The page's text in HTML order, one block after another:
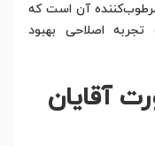
آن است که
اصلاحی بهبود
آقایان